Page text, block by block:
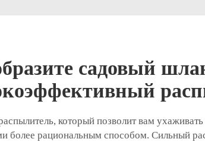
садовый
который позволит вам ухаживать
более рациональным способом. Сильный